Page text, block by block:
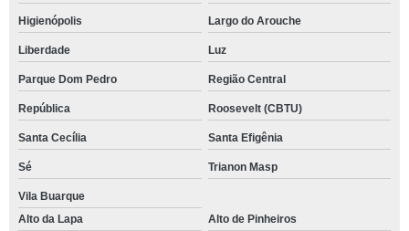
Higienópolis Largo do Arouche
Liberdade Luz
Parque Dom Pedro Região Central
República Roosevelt (CBTU)
Santa Cecília Santa Efigênia
Sé Trianon Masp
Vila Buarque
Alto da Lapa
Alto de Pinheiros